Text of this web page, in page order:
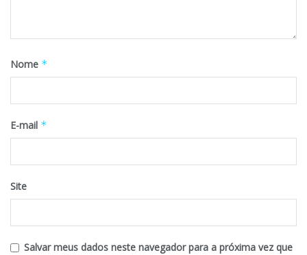
Nome *
E-mail *
Site
Salvar meus dados neste navegador para a próxima vez que